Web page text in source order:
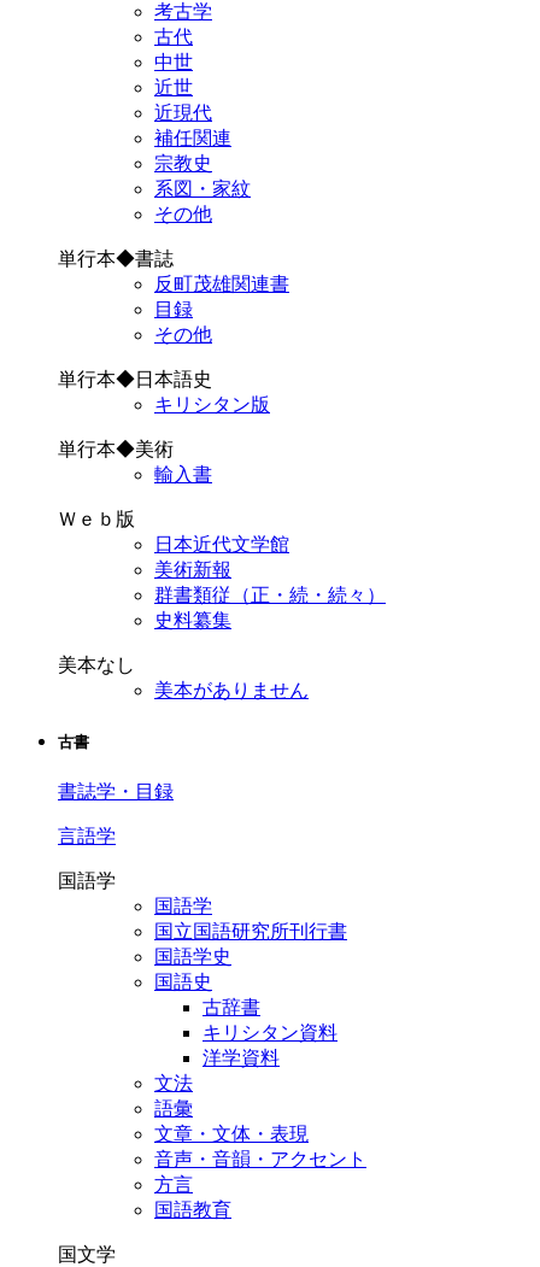
考古学
古代
中世
近世
近現代
補任関連
宗教史
系図・家紋
その他
単行本◆書誌
反町茂雄関連書
目録
その他
単行本◆日本語史
キリシタン版
単行本◆美術
輸入書
Ｗｅｂ版
日本近代文学館
美術新報
群書類従（正・続・続々）
史料纂集
美本なし
美本がありません
古書
書誌学・目録
言語学
国語学
国語学
国立国語研究所刊行書
国語学史
国語史
古辞書
キリシタン資料
洋学資料
文法
語彙
文章・文体・表現
音声・音韻・アクセント
方言
国語教育
国文学